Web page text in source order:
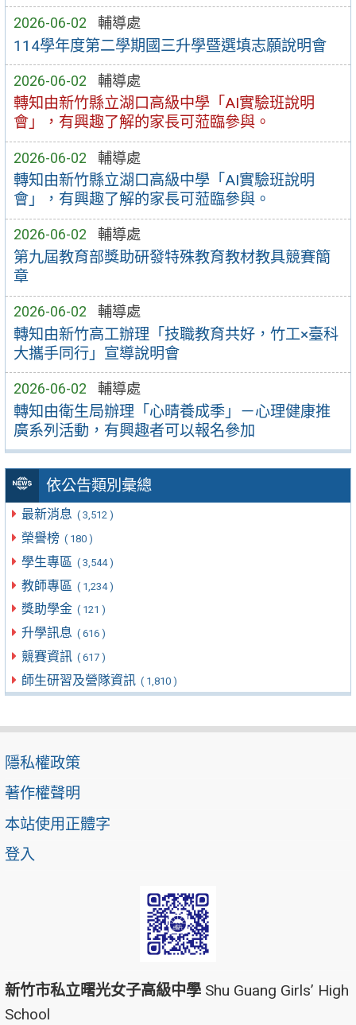
2026-06-02 輔導處
114學年度第二學期國三升學暨選填志願說明會
2026-06-02 輔導處
轉知由新竹縣立湖口高級中學「AI實驗班說明
會」，有興趣了解的家長可蒞臨參與。
2026-06-02 輔導處
轉知由新竹縣立湖口高級中學「AI實驗班說明
會」，有興趣了解的家長可蒞臨參與。
2026-06-02 輔導處
第九屆教育部獎助研發特殊教育教材教具競賽簡
章
2026-06-02 輔導處
轉知由新竹高工辦理「技職教育共好，竹工×臺科
大攜手同行」宣導說明會
2026-06-02 輔導處
轉知由衛生局辦理「心晴養成季」－心理健康推
廣系列活動，有興趣者可以報名參加
依公告類別彙總
最新消息 ( 3,512 )
榮譽榜 ( 180 )
學生專區 ( 3,544 )
教師專區 ( 1,234 )
獎助學金 ( 121 )
升學訊息 ( 616 )
競賽資訊 ( 617 )
師生研習及營隊資訊 ( 1,810 )
隱私權政策
著作權聲明
本站使用正體字
登入
新竹市私立曙光女子高級中學 Shu Guang Girls’ High
School